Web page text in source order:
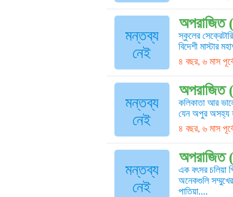
মন্তব্য
নেই
অপরাজিত
স্কুলের
বিদেশী মাস্টার
৪ বছর, ৬ মাস
মন্তব্য
নেই
অপরাজিত
কলিকাতা আর
যেন অপুর অসহ্য
৪ বছর, ৬ মাস
মন্তব্য
নেই
অপরাজিত
এক বৎসর চলিয়া
অনেকগুলি সম্মুখের
পাতিয়া....